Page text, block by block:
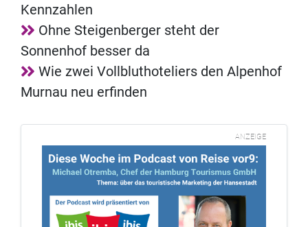
Kennzahlen
Ohne Steigenberger steht der
Sonnenhof besser da
Wie zwei Vollbluthoteliers den Alpenhof
Murnau neu erfinden
ANZEIGE